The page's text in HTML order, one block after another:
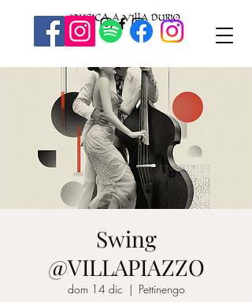
Swing
@VILLAPIAZZO
dom 14 dic
  |
Pettinengo